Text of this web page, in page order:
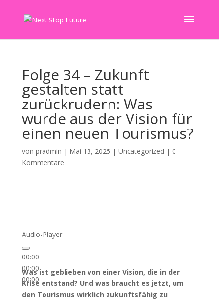
Folge 34 – Zukunft
gestalten statt
zurückrudern: Was
wurde aus der Vision für
einen neuen Tourismus?
von pradmin | Mai 13, 2025 | Uncategorized | 0
Kommentare
Audio-Player
00:00
00:00
00:00
Was ist geblieben von einer Vision, die in der
Krise entstand? Und was braucht es jetzt, um
den Tourismus wirklich zukunftsfähig zu